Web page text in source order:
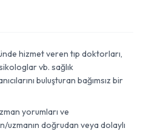
hizmet veren tıp doktorları,
vb. sağlık
buluşturan bağımsız bir
yorumları ve
doğrudan veya dolaylı